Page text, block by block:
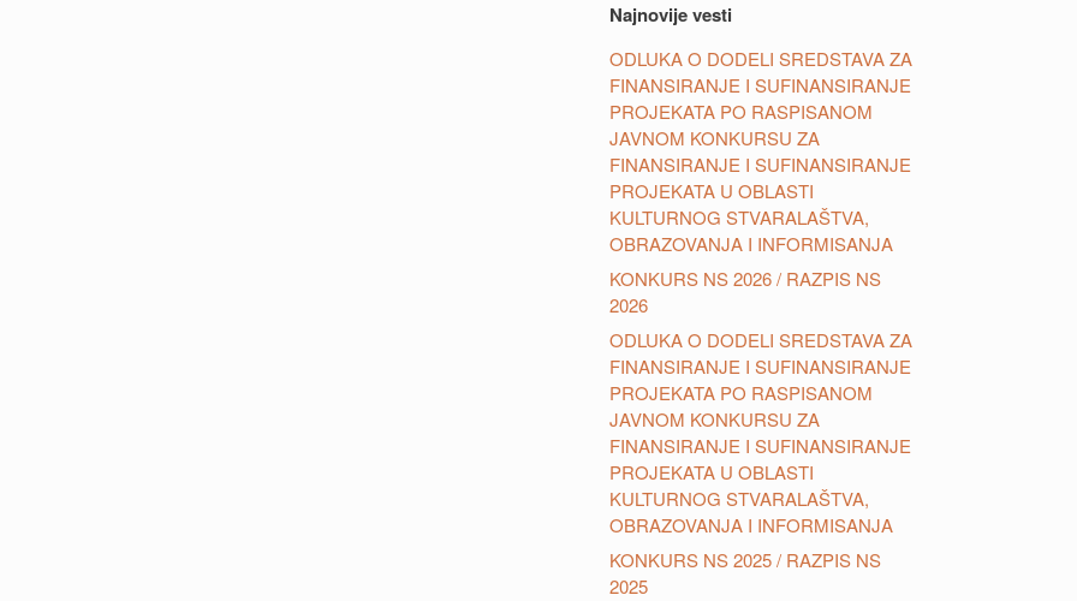
Najnovije vesti
ODLUKA O DODELI SREDSTAVA ZA
FINANSIRANJE I SUFINANSIRANJE
PROJEKATA PO RASPISANOM
JAVNOM KONKURSU ZA
FINANSIRANJE I SUFINANSIRANJE
PROJEKATA U OBLASTI
KULTURNOG STVARALAŠTVA,
OBRAZOVANJA I INFORMISANJA
KONKURS NS 2026 / RAZPIS NS
2026
ODLUKA O DODELI SREDSTAVA ZA
FINANSIRANJE I SUFINANSIRANJE
PROJEKATA PO RASPISANOM
JAVNOM KONKURSU ZA
FINANSIRANJE I SUFINANSIRANJE
PROJEKATA U OBLASTI
KULTURNOG STVARALAŠTVA,
OBRAZOVANJA I INFORMISANJA
KONKURS NS 2025 / RAZPIS NS
2025